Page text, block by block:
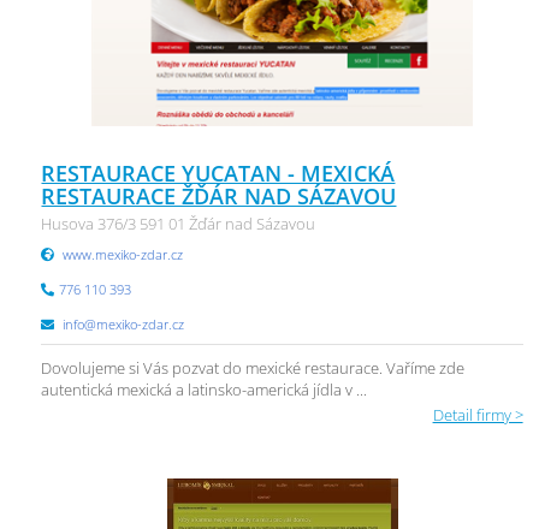
RESTAURACE YUCATAN - MEXICKÁ
RESTAURACE ŽĎÁR NAD SÁZAVOU
Husova 376/3 591 01 Žďár nad Sázavou
www.mexiko-zdar.cz
776 110 393
info@mexiko-zdar.cz
Dovolujeme si Vás pozvat do mexické restaurace. Vaříme zde
autentická mexická a latinsko-americká jídla v ...
Detail firmy >